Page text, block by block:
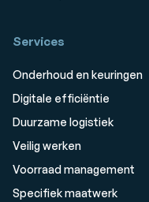
Services
Onderhoud en keuringen
Digitale efficiëntie
Duurzame logistiek
Veilig werken
Voorraad management
Specifiek maatwerk